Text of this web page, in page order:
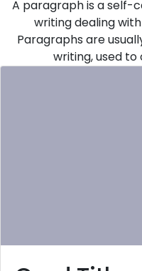
A paragraph is a self-
writing dealing
Paragraphs are
writing, used to